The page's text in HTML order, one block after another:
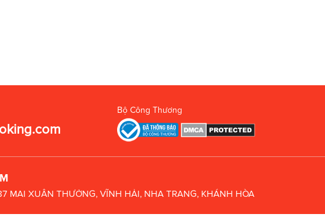
Bộ Công Thương
MAI XUÂN THƯỞNG, VĨNH HẢI, NHA TRANG, KHÁNH HÒA